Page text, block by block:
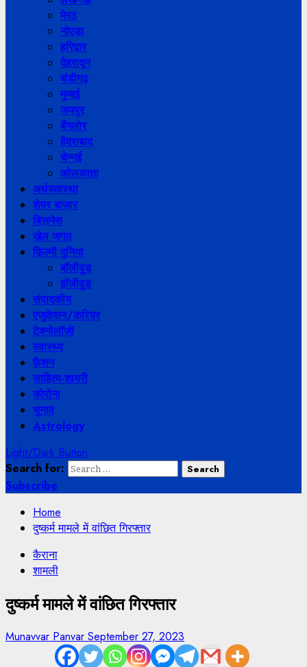
मेरठ
नोएडा
हरिद्वार
देहरादून
चंडीगढ़
मुम्बई
जयपुर
बैंगलोर
हैदराबाद
चेन्नई
कोलकाता
अर्थव्यवस्था
शेयर बाज़ार
बिज़नेस
खेल जगत
फ़िल्मी दुनिया
बॉलीवुड
हॉलीवुड
संपादकीय
एजुकेशन/करियर
टेक्नोलॉजी
स्वास्थ्य
फ़ैशन
साहित्य-शायरी
कोरोना
चुनाव
Astrology
Light/Dark Button
Search for:
Subscribe
Home
दुष्कर्म मामले में वांछित गिरफ्तार
कैराना
शामली
दुष्कर्म मामले में वांछित गिरफ्तार
Munavvar Panvar September 27, 2023